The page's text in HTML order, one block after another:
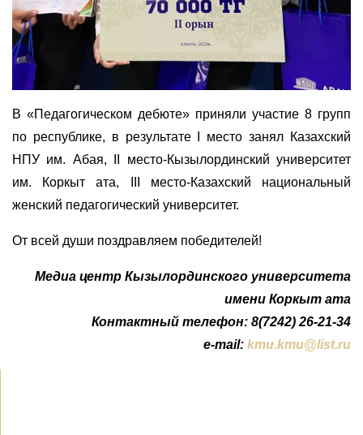
В «Педагогическом дебюте» приняли участие 8 групп
по республике, в результате І место занял Казахский
НПУ им. Абая, ІІ место-Кызылординский университет
им. Коркыт ата, ІІІ место-Казахский национальный
женский педагогический университет.
От всей души поздравляем победителей!
Медиа центр Кызылординского университета
имени Коркыт ата
Контактный телефон: 8(7242) 26-21-34
e-mail: kmu.kmu@list.ru